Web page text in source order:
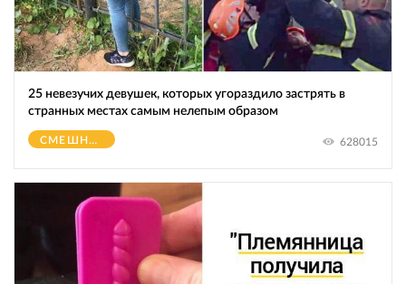
25 невезучих девушек, которых угораздило застрять в
странных местах самым нелепым образом
СМЕШНОЕ 628015